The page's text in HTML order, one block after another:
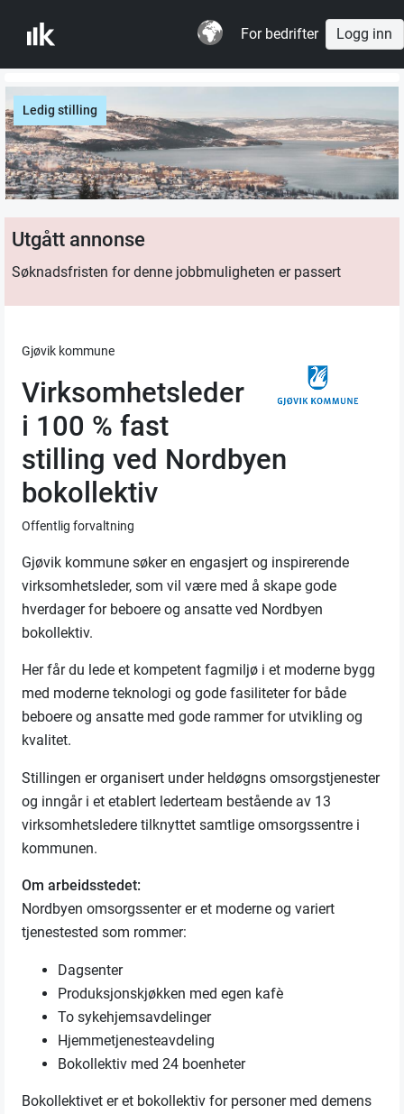
For bedrifter Logg inn
Ledig stilling
Utgått annonse
Søknadsfristen for denne jobbmuligheten er passert
Gjøvik kommune
Virksomhetsleder
i 100 % fast
stilling ved Nordbyen
bokollektiv
Offentlig forvaltning
Gjøvik kommune søker en engasjert og inspirerende
virksomhetsleder, som vil være med å skape gode
hverdager for beboere og ansatte ved Nordbyen
bokollektiv.
Her får du lede et kompetent fagmiljø i et moderne bygg
med moderne teknologi og gode fasiliteter for både
beboere og ansatte med gode rammer for utvikling og
kvalitet.
Stillingen er organisert under heldøgns omsorgstjenester
og inngår i et etablert lederteam bestående av 13
virksomhetsledere tilknyttet samtlige omsorgssentre i
kommunen.
Om arbeidsstedet:
Nordbyen omsorgssenter er et moderne og variert
tjenestested som rommer:
Dagsenter
Produksjonskjøkken med egen kafè
To sykehjemsavdelinger
Hjemmetjenesteavdeling
Bokollektiv med 24 boenheter
Bokollektivet er et bokollektiv for personer med demens